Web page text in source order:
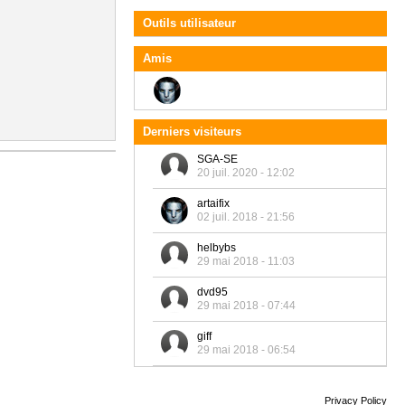
Outils utilisateur
Amis
Derniers visiteurs
SGA-SE
20 juil. 2020 - 12:02
artaifix
02 juil. 2018 - 21:56
helbybs
29 mai 2018 - 11:03
dvd95
29 mai 2018 - 07:44
giff
29 mai 2018 - 06:54
Privacy Policy